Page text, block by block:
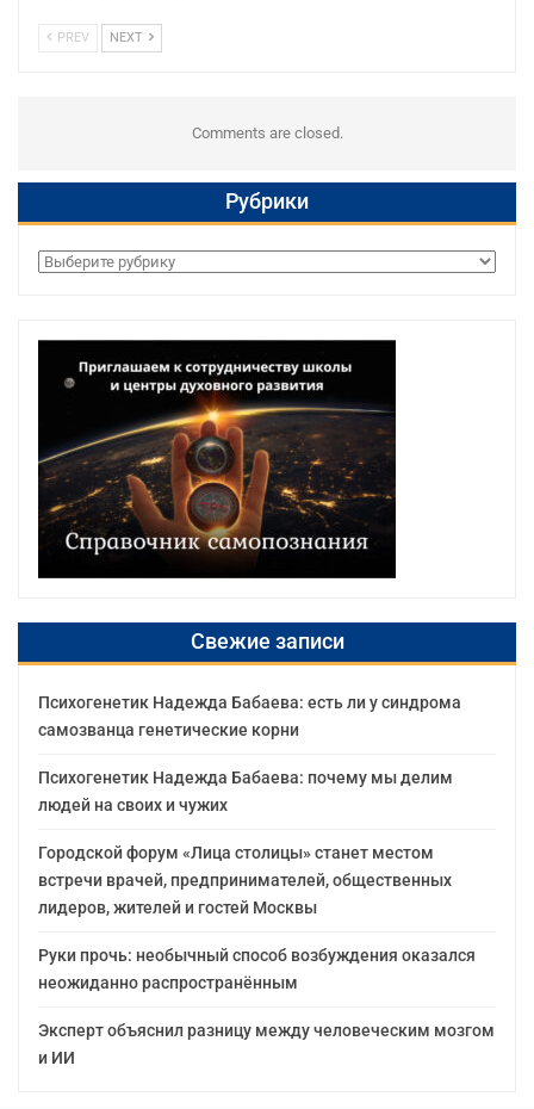
PREV NEXT
Comments are closed.
Рубрики
Рубрики
Свежие записи
Психогенетик Надежда Бабаева: есть ли у синдрома
самозванца генетические корни
Психогенетик Надежда Бабаева: почему мы делим
людей на своих и чужих
Городской форум «Лица столицы» станет местом
встречи врачей, предпринимателей, общественных
лидеров, жителей и гостей Москвы
Руки прочь: необычный способ возбуждения оказался
неожиданно распространённым
Эксперт объяснил разницу между человеческим мозгом
и ИИ